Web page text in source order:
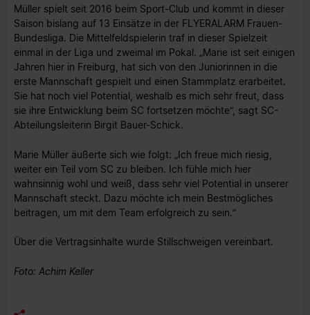
Müller spielt seit 2016 beim Sport-Club und kommt in dieser
Saison bislang auf 13 Einsätze in der FLYERALARM Frauen-
Bundesliga. Die Mittelfeldspielerin traf in dieser Spielzeit
einmal in der Liga und zweimal im Pokal. „Marie ist seit einigen
Jahren hier in Freiburg, hat sich von den Juniorinnen in die
erste Mannschaft gespielt und einen Stammplatz erarbeitet.
Sie hat noch viel Potential, weshalb es mich sehr freut, dass
sie ihre Entwicklung beim SC fortsetzen möchte“, sagt SC-
Abteilungsleiterin Birgit Bauer-Schick.
Marie Müller äußerte sich wie folgt: „Ich freue mich riesig,
weiter ein Teil vom SC zu bleiben. Ich fühle mich hier
wahnsinnig wohl und weiß, dass sehr viel Potential in unserer
Mannschaft steckt. Dazu möchte ich mein Bestmögliches
beitragen, um mit dem Team erfolgreich zu sein.“
Über die Vertragsinhalte wurde Stillschweigen vereinbart.
Foto: Achim Keller